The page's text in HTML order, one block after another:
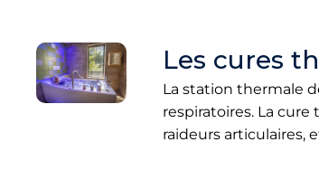
Les cures
La station thermale
respiratoires. La
raideurs articulaires,